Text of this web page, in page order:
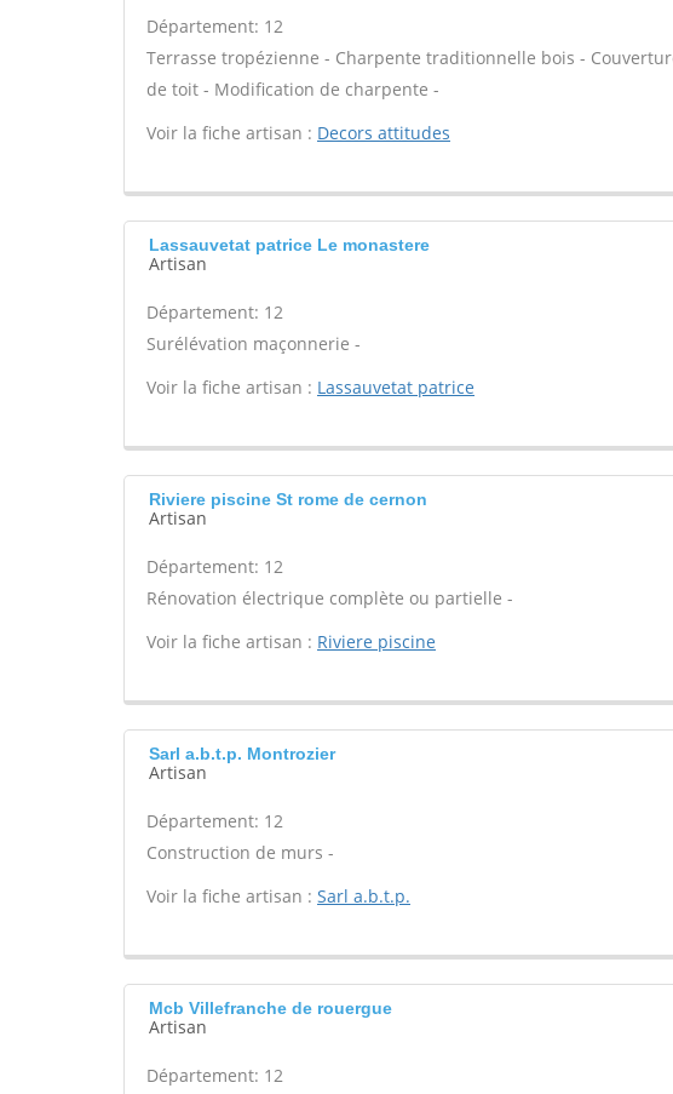
Département: 12
Terrasse tropézienne - Charpente traditionnelle bois -
de toit - Modification de charpente -
Voir la fiche artisan : Decors attitudes
Lassauvetat patrice Le monastere
Artisan
Département: 12
Surélévation maçonnerie -
Voir la fiche artisan : Lassauvetat patrice
Riviere piscine St rome de cernon
Artisan
Département: 12
Rénovation électrique complète ou partielle -
Voir la fiche artisan : Riviere piscine
Sarl a.b.t.p. Montrozier
Artisan
Département: 12
Construction de murs -
Voir la fiche artisan : Sarl a.b.t.p.
Mcb Villefranche de rouergue
Artisan
Département: 12